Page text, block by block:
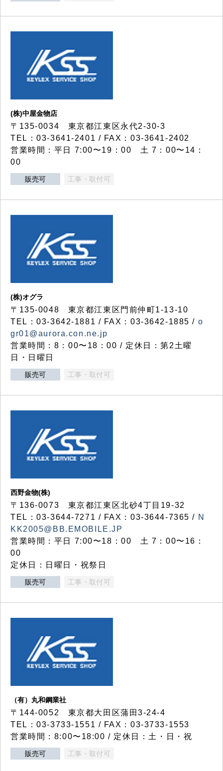
(株)中屋金物店
〒135-0034 東京都江東区永代2-30-3
TEL：03-3641-2401 / FAX：03-3641-2402
営業時間：平日 7:00〜19：00 土 7：00〜14：
00
販売可 工事・取付可
(株)オグラ
〒135-0048 東京都江東区門前仲町1-13-10
TEL：03-3642-1881 / FAX：03-3642-1885 / o
gr01@aurora.con.ne.jp
営業時間：8：00〜18：00 / 定休日：第2土曜
日・日曜日
販売可 工事・取付可
西野金物(株)
〒136-0073 東京都江東区北砂4丁目19-32
TEL：03‐3644‐7271 / FAX：03-3644-7365 / N
KK2005@BB.EMOBILE.JP
営業時間：平日 7:00〜18：00 土 7：00〜16：
00
定休日：日曜日・祝祭日
販売可 工事・取付可
（有）丸和鋼業社
〒144-0052 東京都大田区蒲田3-24-4
TEL：03-3733-1551 / FAX：03-3733-1553
営業時間：8:00〜18:00 / 定休日：土・日・祝
販売可 工事・取付可